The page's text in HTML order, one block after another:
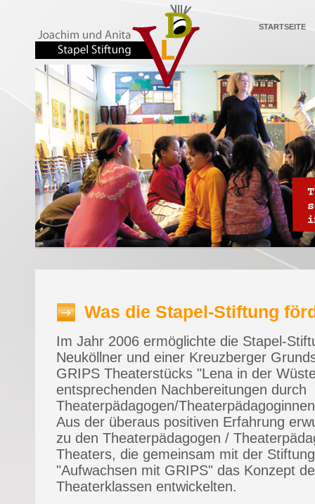
STARTSEITE
Was die Stapel-Stiftung
Im Jahr 2006 ermöglichte die Stapel-
Neuköllner und einer Kreuzberger
GRIPS Theaterstücks "Lena in der
entsprechenden Nachbereitungen durch
Theaterpädagogen/
Aus der überaus positiven Erfahrung
zu den Theaterpädagogen /
Theaters, die gemeinsam mit der
"Aufwachsen mit GRIPS" das Konzept
Theaterklassen entwickelten.